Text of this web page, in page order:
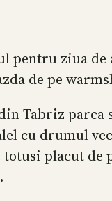
ziua de
de pe
Tabriz
cu drumul
placut de